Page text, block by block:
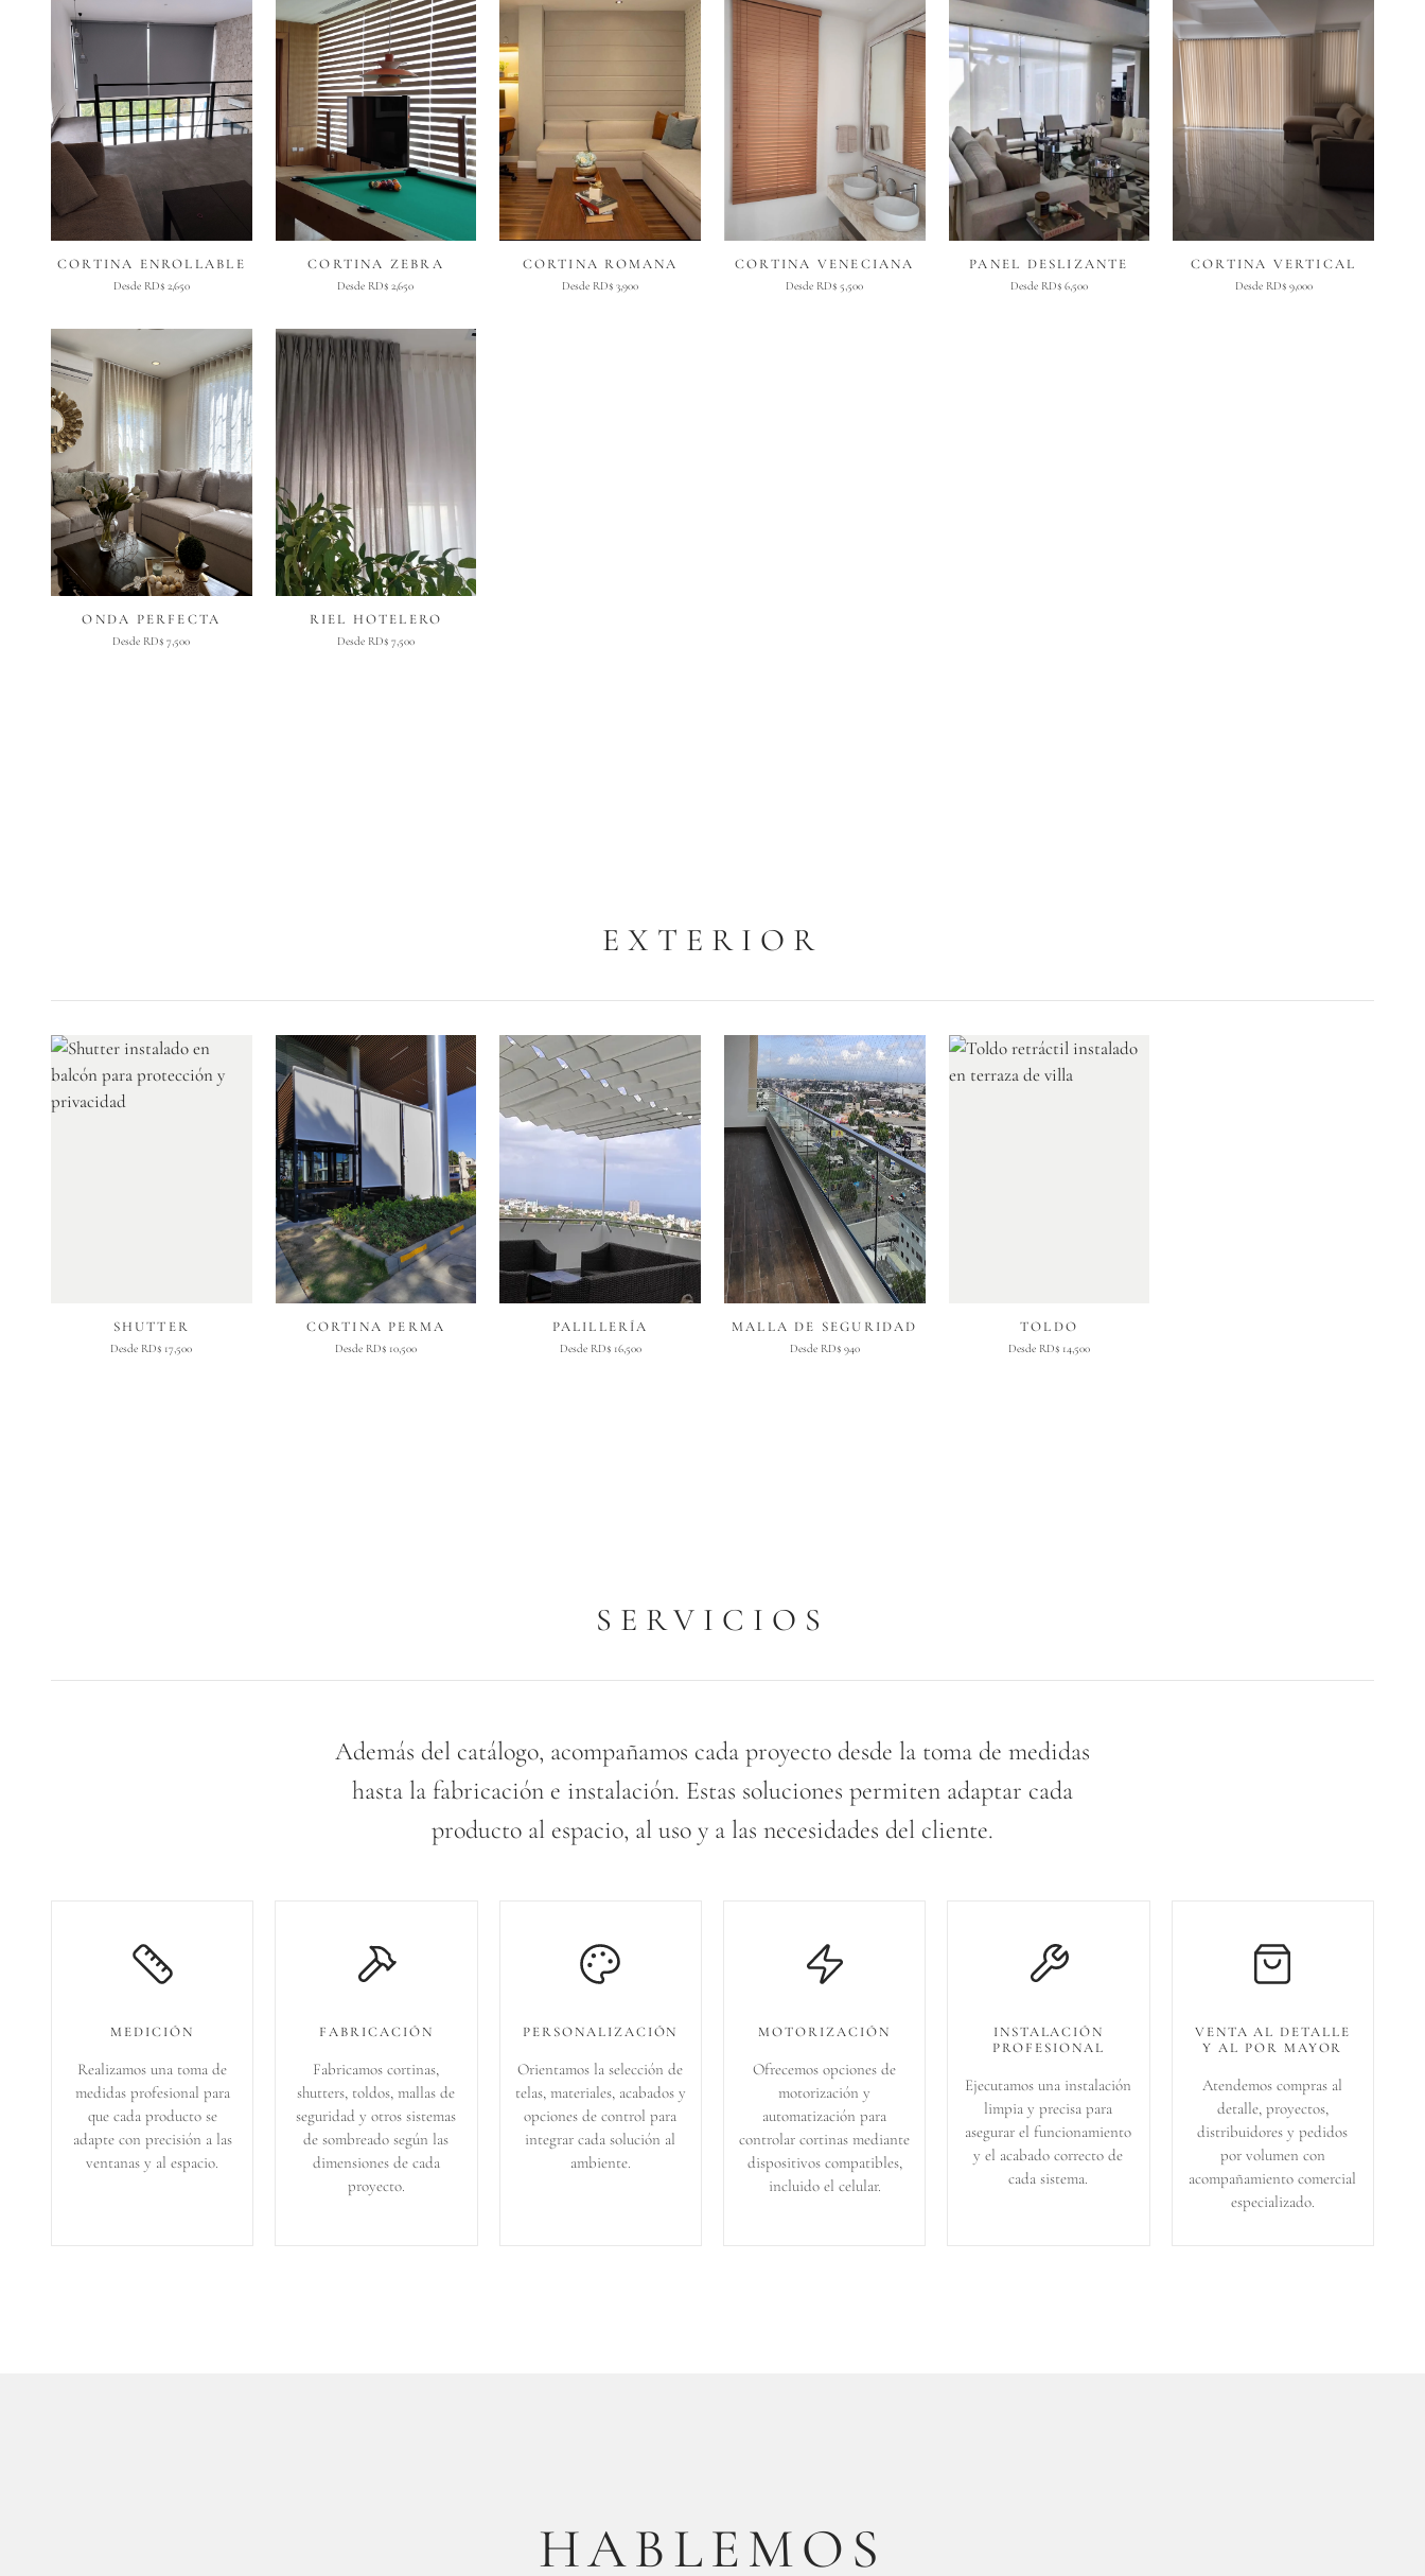
CORTINA ENROLLABLE
Desde RD$ 2,650
CORTINA ZEBRA
Desde RD$ 2,650
CORTINA ROMANA
Desde RD$ 3,900
CORTINA VENECIANA
Desde RD$ 5,500
PANEL DESLIZANTE
Desde RD$ 6,500
CORTINA VERTICAL
Desde RD$ 9,000
ONDA PERFECTA
Desde RD$ 7,500
RIEL HOTELERO
Desde RD$ 7,500
EXTERIOR
SHUTTER
Desde RD$ 17,500
CORTINA PERMA
Desde RD$ 10,500
PALILLERÍA
Desde RD$ 16,500
MALLA DE SEGURIDAD
Desde RD$ 940
TOLDO
Desde RD$ 14,500
SERVICIOS
Además del catálogo, acompañamos cada proyecto desde la toma de medidas
hasta la fabricación e instalación. Estas soluciones permiten adaptar cada
producto al espacio, al uso y a las necesidades del cliente.
MEDICIÓN
Realizamos una toma de
medidas profesional para
que cada producto se
adapte con precisión a las
ventanas y al espacio.
FABRICACIÓN
Fabricamos cortinas,
shutters, toldos, mallas de
seguridad y otros sistemas
de sombreado según las
dimensiones de cada
proyecto.
PERSONALIZACIÓN
Orientamos la selección de
telas, materiales, acabados y
opciones de control para
integrar cada solución al
ambiente.
MOTORIZACIÓN
Ofrecemos opciones de
motorización y
automatización para
controlar cortinas mediante
dispositivos compatibles,
incluido el celular.
INSTALACIÓN
PROFESIONAL
Ejecutamos una instalación
limpia y precisa para
asegurar el funcionamiento
y el acabado correcto de
cada sistema.
VENTA AL DETALLE
Y AL POR MAYOR
Atendemos compras al
detalle, proyectos,
distribuidores y pedidos
por volumen con
acompañamiento comercial
especializado.
HABLEMOS